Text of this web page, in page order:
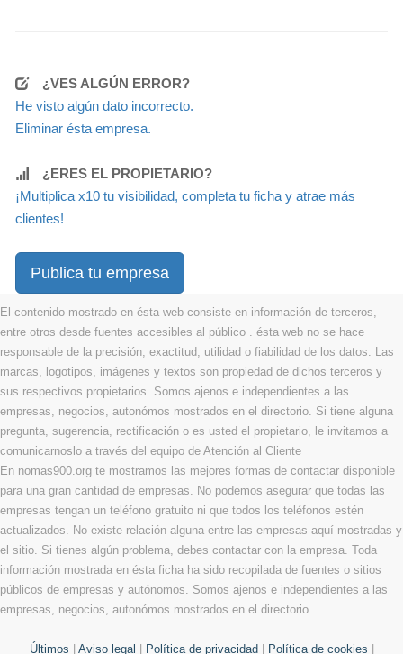
¿VES ALGÚN ERROR?
He visto algún dato incorrecto.
Eliminar ésta empresa.
¿ERES EL PROPIETARIO?
¡Multiplica x10 tu visibilidad, completa tu ficha y atrae más
clientes!
Publica tu empresa
El contenido mostrado en ésta web consiste en información de terceros,
entre otros desde fuentes accesibles al público . ésta web no se hace
responsable de la precisión, exactitud, utilidad o fiabilidad de los datos. Las
marcas, logotipos, imágenes y textos son propiedad de dichos terceros y
sus respectivos propietarios. Somos ajenos e independientes a las
empresas, negocios, autonómos mostrados en el directorio. Si tiene alguna
pregunta, sugerencia, rectificación o es usted el propietario, le invitamos a
comunicarnoslo a través del equipo de Atención al Cliente
En nomas900.org te mostramos las mejores formas de contactar disponible
para una gran cantidad de empresas. No podemos asegurar que todas las
empresas tengan un teléfono gratuito ni que todos los teléfonos estén
actualizados. No existe relación alguna entre las empresas aquí mostradas y
el sitio. Si tienes algún problema, debes contactar con la empresa. Toda
información mostrada en ésta ficha ha sido recopilada de fuentes o sitios
públicos de empresas y autónomos. Somos ajenos e independientes a las
empresas, negocios, autonómos mostrados en el directorio.
Últimos Aviso legal Política de privacidad Política de cookies